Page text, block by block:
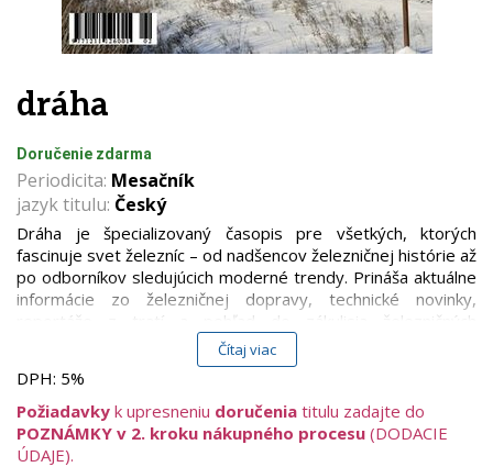
dráha
Doručenie zdarma
Periodicita: Mesačník
jazyk titulu: Český
Dráha je špecializovaný časopis pre všetkých, ktorých
fascinuje svet železníc – od nadšencov železničnej histórie až
po odborníkov sledujúcich moderné trendy. Prináša aktuálne
informácie zo železničnej dopravy, technické novinky,
reportáže z tratí a pohľad do zákulisia železničných
V každom čísle nájdete hlavné rubriky:
Aktuality a novinky – prehľad diania na železniciach
doma aj v zahraničí
Technika a inovácie – moderné vozidlá, infraštruktúra,
Čítaj viac
DPH: 5%
Požiadavky k upresneniu doručenia titulu zadajte do
POZNÁMKY v 2. kroku nákupného procesu (DODACIE
ÚDAJE).